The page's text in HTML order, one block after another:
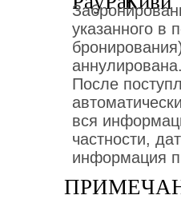
указанного в
После
вся
частности,
информация